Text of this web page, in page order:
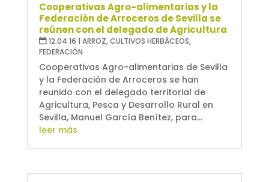
Cooperativas Agro-alimentarias y la
Federación de Arroceros de Sevilla se
reúnen con el delegado de Agricultura
12.04.16 | ARROZ,CULTIVOS HERBÁCEOS,
FEDERACIÓN
Cooperativas Agro-alimentarias de Sevilla
y la Federación de Arroceros se han
reunido con el delegado territorial de
Agricultura, Pesca y Desarrollo Rural en
Sevilla, Manuel García Benítez, para...
leer más